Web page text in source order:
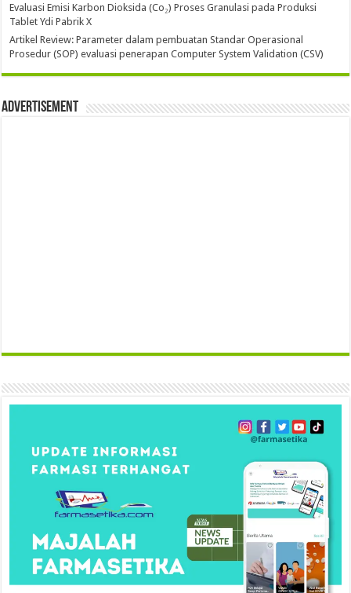
Evaluasi Emisi Karbon Dioksida (Co₂) Proses Granulasi pada Produksi
Tablet Ydi Pabrik X
Artikel Review: Parameter dalam pembuatan Standar Operasional
Prosedur (SOP) evaluasi penerapan Computer System Validation (CSV)
Advertisement